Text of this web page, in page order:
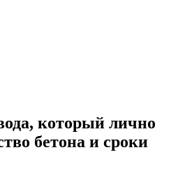
который лично
бетона и сроки